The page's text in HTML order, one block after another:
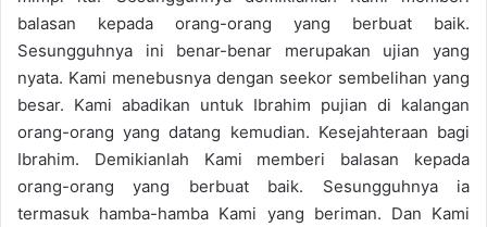
balasan kepada orang-orang yang berbuat baik.
Sesungguhnya ini benar-benar merupakan ujian yang
nyata. Kami menebusnya dengan seekor sembelihan yang
besar. Kami abadikan untuk Ibrahim pujian di kalangan
orang-orang yang datang kemudian. Kesejahteraan bagi
Ibrahim. Demikianlah Kami memberi balasan kepada
orang-orang yang berbuat baik. Sesungguhnya ia
termasuk hamba-hamba Kami yang beriman. Dan Kami